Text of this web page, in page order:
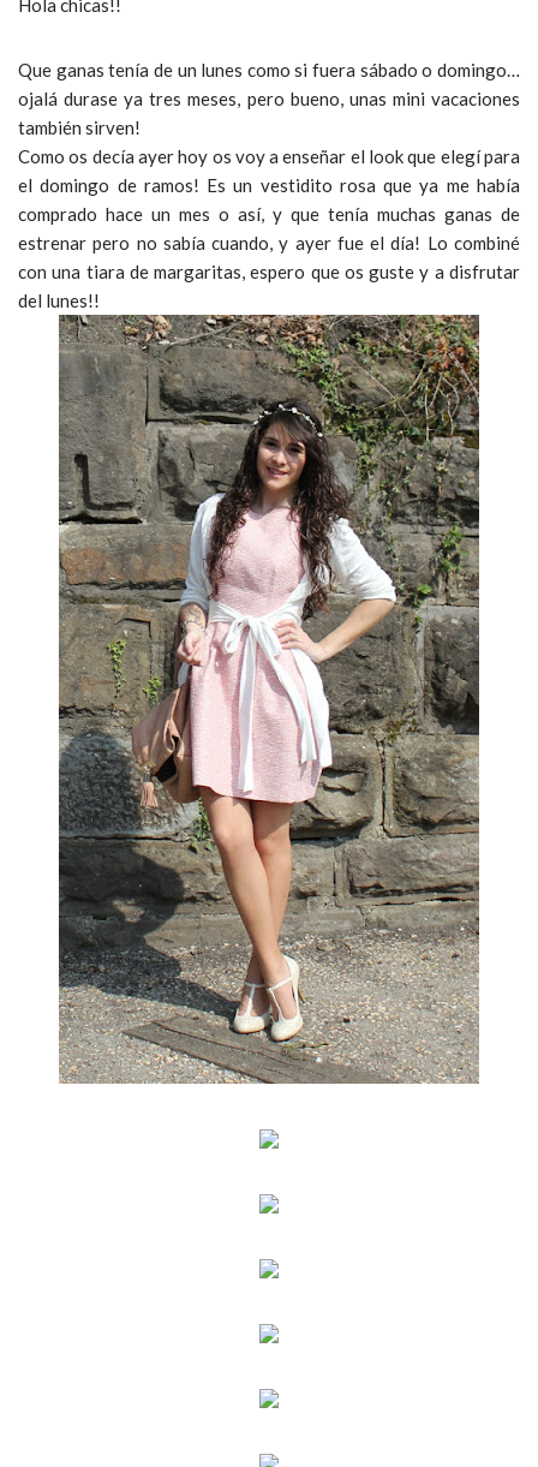
Hola chicas!!
Que ganas tenía de un lunes como si fuera sábado o domingo…
ojalá durase ya tres meses, pero bueno, unas mini vacaciones
también sirven!
Como os decía ayer hoy os voy a enseñar el look que elegí para
el domingo de ramos! Es un vestidito rosa que ya me había
comprado hace un mes o así, y que tenía muchas ganas de
estrenar pero no sabía cuando, y ayer fue el día! Lo combiné
con una tiara de margaritas, espero que os guste y a disfrutar
del lunes!!